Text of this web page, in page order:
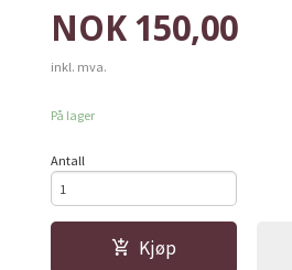
Pris
NOK 150,00
inkl. mva.
På lager
Antall
Kjøp